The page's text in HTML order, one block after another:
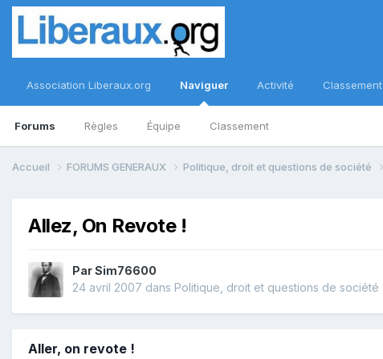
Association Liberaux.org Naviguer
Forums Règles Équipe Classement
Activité Classement
Accueil FORUMS GENERAUX Politique, droit et questions de société
Allez, On Revote !
ParSim76600
24 avril 2007 dans Politique, droit et questions de société
Aller, on revote !